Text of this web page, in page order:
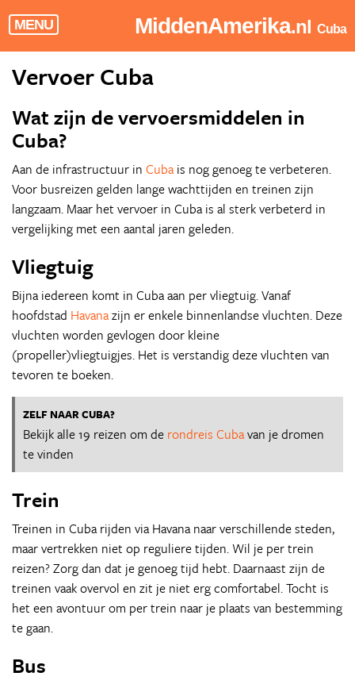
MENU MiddenAmerika.nl Cuba
Vervoer Cuba
Wat zijn de vervoersmiddelen in
Cuba?
Aan de infrastructuur in Cuba is nog genoeg te verbeteren.
Voor busreizen gelden lange wachttijden en treinen zijn
langzaam. Maar het vervoer in Cuba is al sterk verbeterd in
vergelijking met een aantal jaren geleden.
Vliegtuig
Bijna iedereen komt in Cuba aan per vliegtuig. Vanaf
hoofdstad Havanazijn er enkele binnenlandse vluchten. Deze
vluchten worden gevlogen door kleine
(propeller)vliegtuigjes. Het is verstandig deze vluchten van
tevoren te boeken.
ZELF NAAR CUBA?
Bekijk alle 19 reizen om de rondreis Cubavan je dromen
te vinden
Trein
Treinen in Cuba rijden via Havana naar verschillende steden,
maar vertrekken niet op reguliere tijden. Wil je per trein
reizen? Zorg dan dat je genoeg tijd hebt. Daarnaast zijn de
treinen vaak overvol en zit je niet erg comfortabel. Tocht is
het een avontuur om per trein naar je plaats van bestemming
te gaan.
Bus